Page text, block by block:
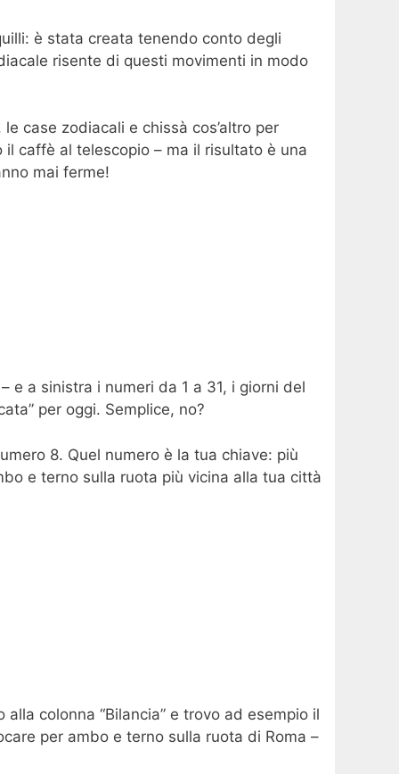
è stata creata tenendo conto degli
risente di questi movimenti in modo
case zodiacali e chissà cos’altro per
caffè al telescopio – ma il risultato è una
mai ferme!
e a sinistra i numeri da 1 a 31, i giorni del
per oggi. Semplice, no?
8. Quel numero è la tua chiave: più
e terno sulla ruota più vicina alla tua città
colonna “Bilancia” e trovo ad esempio il
per ambo e terno sulla ruota di Roma –